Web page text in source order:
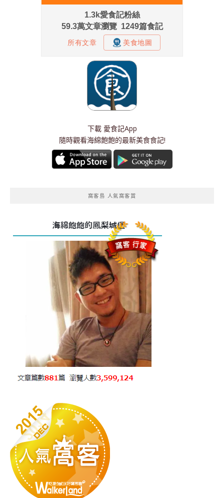
下載 愛食記App
隨時觀看海綿飽飽的最新美食食記!
窩客島 人氣窩客賞